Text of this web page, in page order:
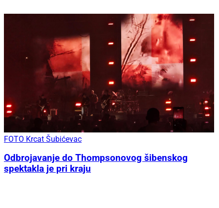
FOTO Krcat Šubićevac
Odbrojavanje do Thompsonovog šibenskog
spektakla je pri kraju